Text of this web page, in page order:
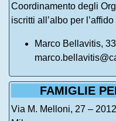
Coordinamento degli
iscritti all’albo per
Marco Bellavitis,
FAMIGLIE
Via M. Melloni, 27 –